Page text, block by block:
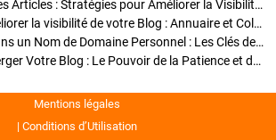
Optimisation SEO des Articles : Stratégies pour Améliorer la Visibilité de Votre Blog
Stratégies pour améliorer la visibilité de votre Blog : Annuaire et Collaborations
Pourquoi Investir dans un Nom de Domaine Personnel : Les Clés de la Réussite de Votre Blog
Comment Faire Émerger Votre Blog : Le Pouvoir de la Patience et de la Persévérance
Mentions légales
Conditions d’Utilisation